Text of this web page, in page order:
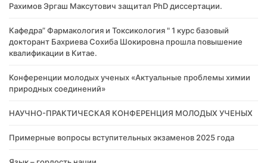
Рахимов Эргаш Максутович защитал PhD диссертации.
Кафедра” Фармакология и Токсикология " 1 курс базовый
докторант Бахриева Сохиба Шокировна прошла повышение
квалификации в Китае.
Конференции молодых ученых «Актуальные проблемы химии
природных соединений»
НАУЧНО-ПРАКТИЧЕСКАЯ КОНФЕРЕНЦИЯ МОЛОДЫХ УЧЕНЫХ
Примерные вопросы вступительных экзаменов 2025 года